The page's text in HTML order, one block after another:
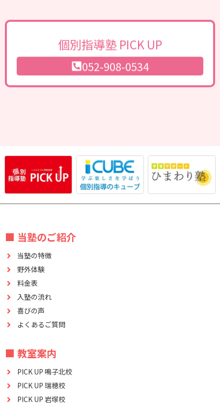
個別指導塾 PICK UP
052-908-0534
■ 当塾のご紹介
当塾の特徴
野外体験
料金表
入塾の流れ
喜びの声
よくあるご質問
■ 教室案内
PICK UP 鳴子北校
PICK UP 瑞穂校
PICK UP 岩塚校